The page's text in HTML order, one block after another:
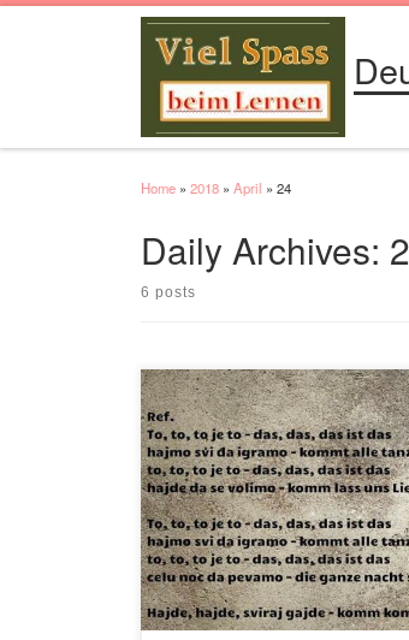
Home » 2018 » April » 24
Daily Archives:
6 posts